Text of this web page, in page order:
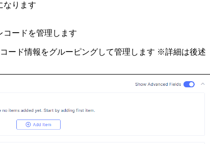
なります
コードを管理します
ード情報をグルーピングして管理します ※詳細は後述